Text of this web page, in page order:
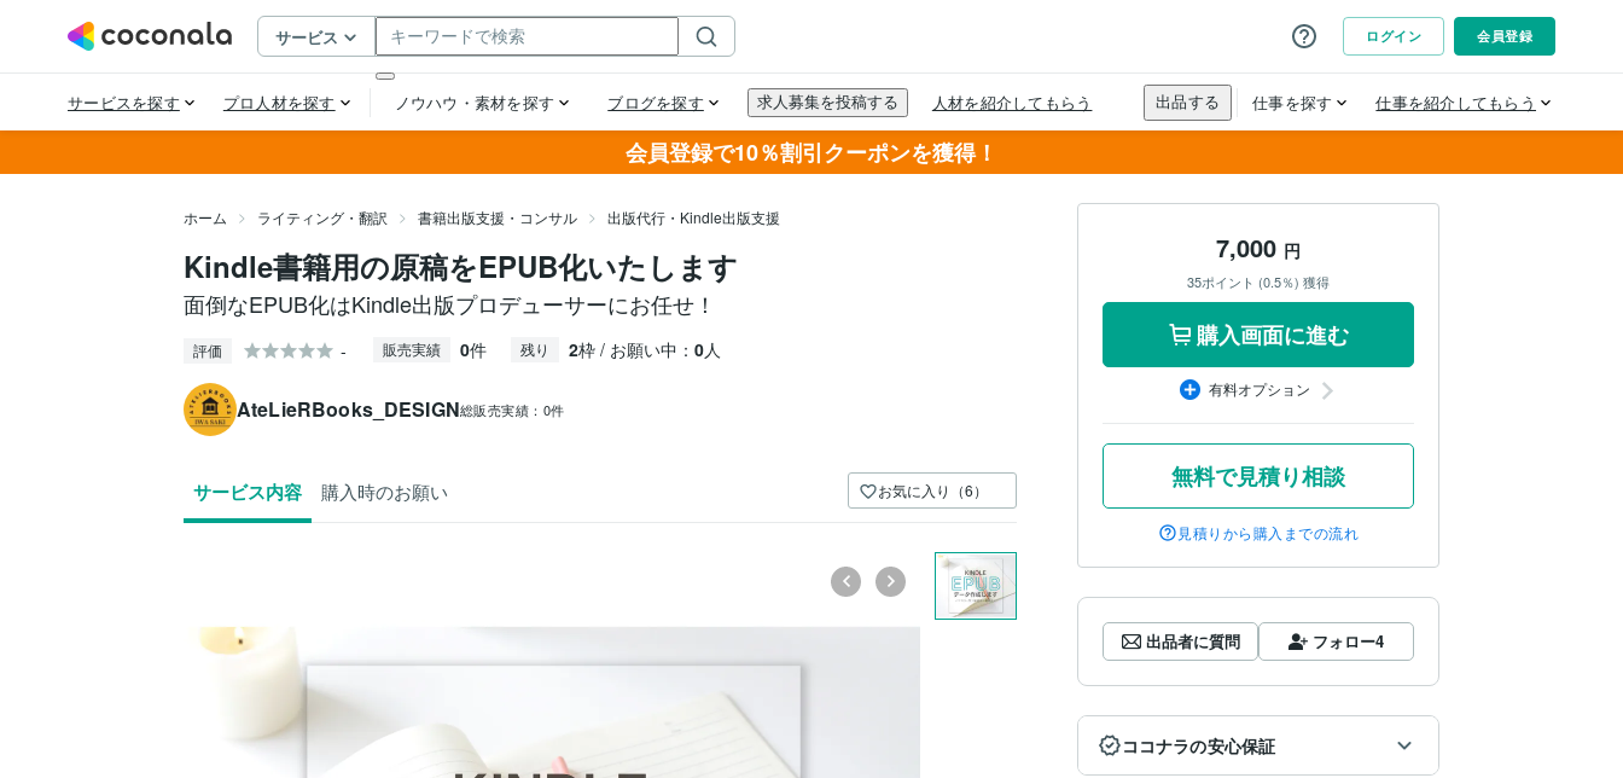
会員登録で10％割引クーポンを獲得！
ホーム ライティング・翻訳 書籍出版支援・コンサル 出版代行・Kindle出版支援
Kindle書籍用の原稿をEPUB化いたします
面倒なEPUB化はKindle出版プロデューサーにお任せ！
評価 - 販売実績 0件 残り 2枠 / お願い中： 0人
AteLieRBooks_DESIGN総販売実績： 0件
サービス内容 購入時のお願い お気に入り（6）
7,000 円
35ポイント (0.5％) 獲得
購入画面に進む
有料オプション
無料で見積り相談
見積りから購入までの流れ
出品者に質問 フォロー4
ココナラの安心保証